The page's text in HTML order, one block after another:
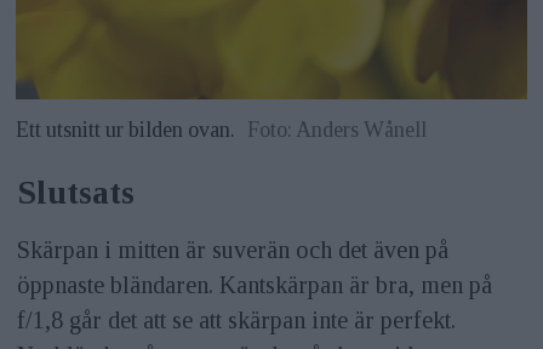
Ett utsnitt ur bilden ovan. Foto: Anders Wånell
Slutsats
Skärpan i mitten är suverän och det även på
öppnaste bländaren. Kantskärpan är bra, men på
f/1,8 går det att se att skärpan inte är perfekt.